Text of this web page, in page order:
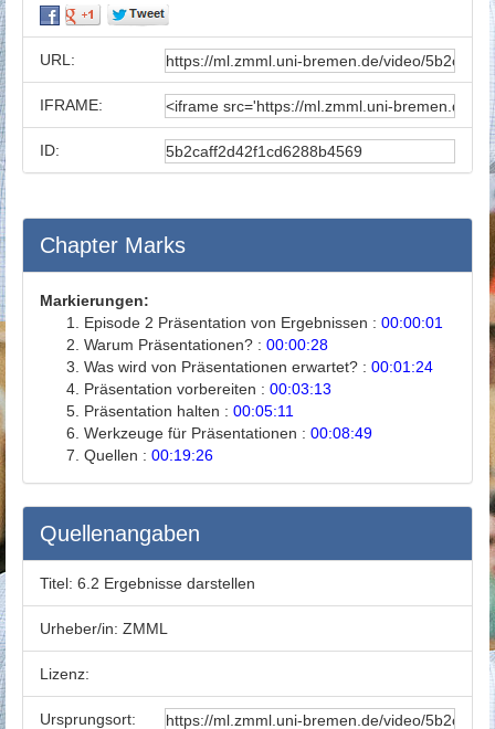
URL:
IFRAME:
ID:
Chapter Marks
Markierungen:
Episode 2 Präsentation von Ergebnissen : 00:00:01
Warum Präsentationen? : 00:00:28
Was wird von Präsentationen erwartet? : 00:01:24
Präsentation vorbereiten : 00:03:13
Präsentation halten : 00:05:11
Werkzeuge für Präsentationen : 00:08:49
Quellen : 00:19:26
Quellenangaben
Titel: 6.2 Ergebnisse darstellen
Urheber/in: ZMML
Lizenz:
Ursprungsort: